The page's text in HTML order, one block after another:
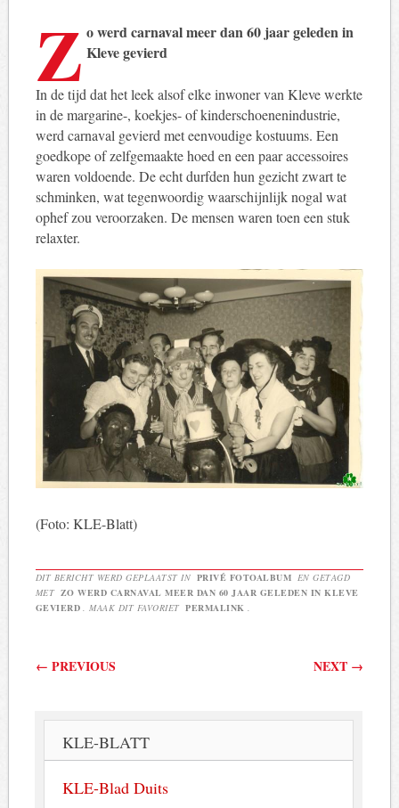
Z o werd carnaval meer dan 60 jaar geleden in
Kleve gevierd
In de tijd dat het leek alsof elke inwoner van Kleve werkte
in de margarine-, koekjes- of kinderschoenenindustrie,
werd carnaval gevierd met eenvoudige kostuums. Een
goedkope of zelfgemaakte hoed en een paar accessoires
waren voldoende. De echt durfden hun gezicht zwart te
schminken, wat tegenwoordig waarschijnlijk nogal wat
ophef zou veroorzaken. De mensen waren toen een stuk
relaxter.
(Foto: KLE-Blatt)
DIT BERICHT WERD GEPLAATST IN PRIVÉ FOTOALBUM EN GETAGD
MET ZO WERD CARNAVAL MEER DAN 60 JAAR GELEDEN IN KLEVE
GEVIERD
. MAAK DIT FAVORIET PERMALINK
Berichtnavigatie
← PREVIOUS NEXT →
KLE-BLATT
KLE-Blad Duits